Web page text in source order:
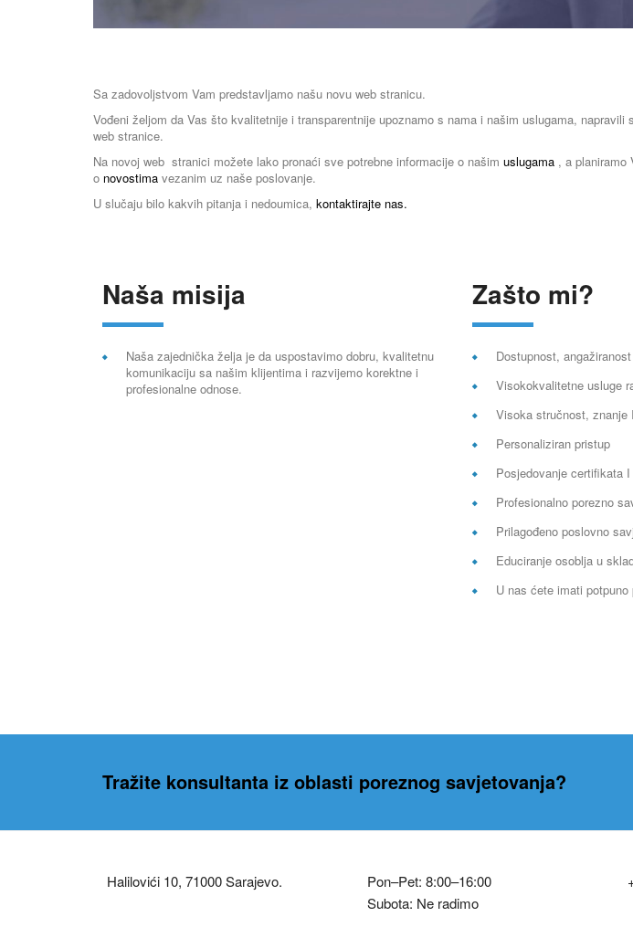
Sa zadovoljstvom Vam predstavljamo našu novu web stranicu.
Vođeni željom da Vas što kvalitetnije i transparentnije upoznamo s nama i našim uslugama, napravili
web stranice.
Na novoj web stranici možete lako pronaći sve potrebne informacije o našim uslugama , a planiramo
o novostima vezanim uz naše poslovanje.
U slučaju bilo kakvih pitanja i nedoumica, kontaktirajte nas.
Naša misija
Naša zajednička želja je da uspostavimo dobru, kvalitetnu
komunikaciju sa našim klijentima i razvijemo korektne i
profesionalne odnose.
Zašto mi?
Dostupnost,
Visokokvalitetne usluge
Visoka stručnost, znanje
Personaliziran pristup
Posjedovanje certifikata
Profesionalno porezno
Prilagođeno poslovno
Educiranje osoblja u
U nas ćete imati
Tražite konsultanta iz oblasti poreznog savjetovanja?
Halilovići 10, 71000 Sarajevo.
Pon–Pet: 8:00–16:00
Subota: Ne radimo